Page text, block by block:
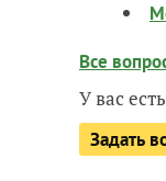
Все
У вас
Задать